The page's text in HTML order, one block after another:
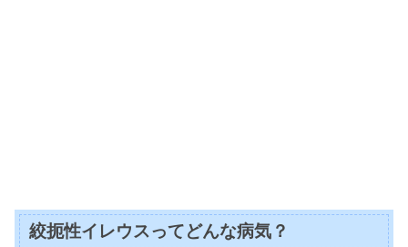
絞扼性イレウスってどんな病気？